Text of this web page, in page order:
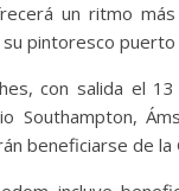
un ritmo
pintoresco
con salida el
Southampton,
beneficiarse de